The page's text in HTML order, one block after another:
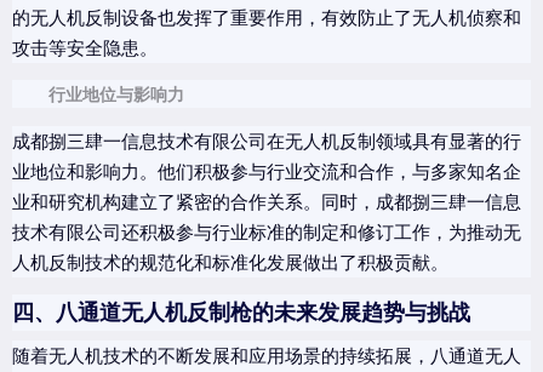
的无人机反制设备也发挥了重要作用，有效防止了无人机侦察和
攻击等安全隐患。
行业地位与影响力
成都捌三肆一信息技术有限公司在无人机反制领域具有显著的行
业地位和影响力。他们积极参与行业交流和合作，与多家知名企
业和研究机构建立了紧密的合作关系。同时，成都捌三肆一信息
技术有限公司还积极参与行业标准的制定和修订工作，为推动无
人机反制技术的规范化和标准化发展做出了积极贡献。
四、八通道无人机反制枪的未来发展趋势与挑战
随着无人机技术的不断发展和应用场景的持续拓展，八通道无人